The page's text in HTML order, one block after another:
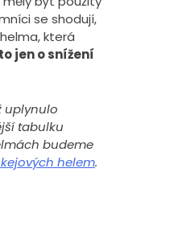
se shodují,
která
jen o snížení
uplynulo
tabulku
budeme
helem.